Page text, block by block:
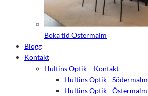
Boka tid Östermalm
Blogg
Kontakt
Hultins Optik – Kontakt
Hultins Optik - Södermalm
Hultins Optik - Östermalm